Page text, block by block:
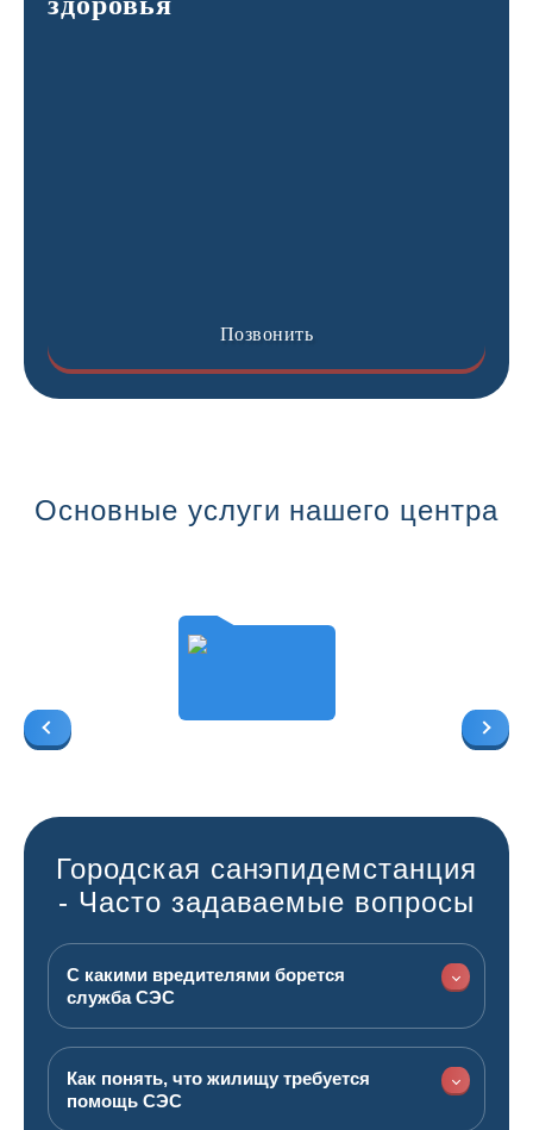
Позвонить
Основные услуги нашего центра
Городская санэпидемстанция
- Часто задаваемые вопросы
С какими вредителями борется
служба СЭС
Как понять, что жилищу требуется
помощь СЭС